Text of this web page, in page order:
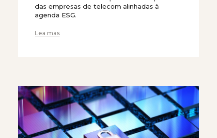
das empresas de telecom alinhadas à
agenda ESG.
Lea mas